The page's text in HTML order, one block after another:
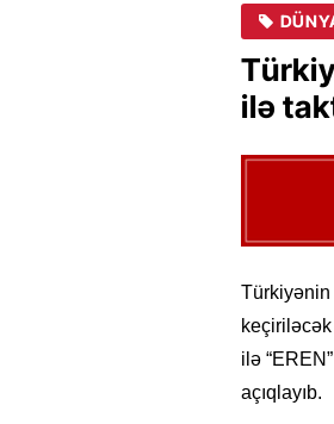
ilə
Türkiyənin
ilə
açıqlayıb.